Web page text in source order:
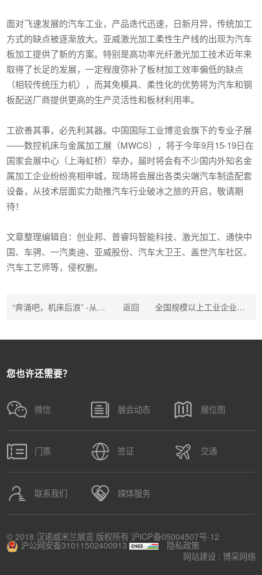
面对飞速发展的汽车工业，产品迭代迅速，日新月异，传统加工
方式的缺点被逐渐放大。亚威激光加工柔性生产线的出现为汽车
板加工提供了新的方案。特别是高功率光纤激光加工技术近年来
取得了长足的发展，一定程度弥补了板材加工效率偏低的缺点
（相较传统压力机），而其免模具、柔性化的优势将为汽车和钢
板配送厂商提供更高的生产灵活性和板材利用率。
工欲善其事，必先利其器。中国国际工业博览会旗下的专业子展
——数控机床与金属加工展（MWCS），将于今年9月15-19日在
国家会展中心（上海虹桥）举办，届时将会有不少国内外知名金
属加工企业纷纷亮相申城，现场将会展出各类尖端汽车制造配套
设备，从技术层面实力助推汽车行业破冰之旅的开启，敬请期
待！
文章整理编辑自：创业邦、普睿玛智能科技、激光加工、通快中
国、车骋、一汽奥迪、亚威股份、汽车大卫王、盖世汽车社区、
汽车工艺师等，侵权删。
“奔涌吧，机床后浪” -从全球机床产业数据品读钣金新势力 返回 全国规模以上工业企业平均开工率已达99%，人员复岗率达到94%！
您也许还需要？
微信 展会动态 展位图
门票 签证 交通
联系我们 媒体服务
© 2018 汉诺威米兰展览 版权所有 沪ICP备05004507号-12
沪公网安备31011502400913
隐私政策
网站建设 : 博采网络